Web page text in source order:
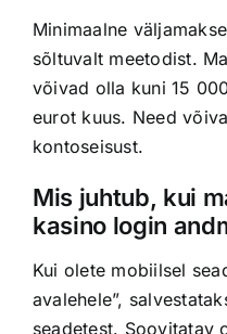
Minimaalne
sõltuvalt meetodist.
võivad olla kuni 15
eurot kuus. Need
kontoseisust.
Mis juhtub, kui
kasino login
Kui olete mobiilsel
avalehele”,
seadetest. Soovitatav